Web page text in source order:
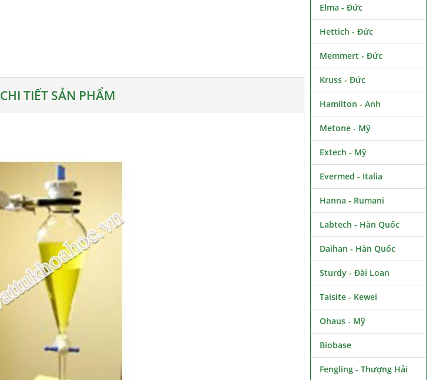
CHI TIẾT SẢN PHẨM
Elma - Đức
Hettich - Đức
Memmert - Đức
Kruss - Đức
Hamilton - Anh
Metone - Mỹ
Extech - Mỹ
Evermed - Italia
Hanna - Rumani
Labtech - Hàn Quốc
Daihan - Hàn Quốc
Sturdy - Đài Loan
Taisite - Kewei
Ohaus - Mỹ
Biobase
Fengling - Thượng Hải